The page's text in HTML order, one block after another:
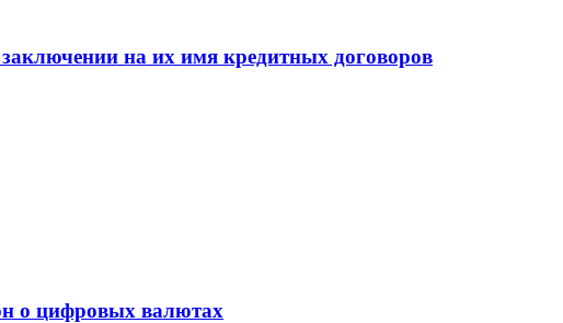
на их имя кредитных договоров
о цифровых валютах